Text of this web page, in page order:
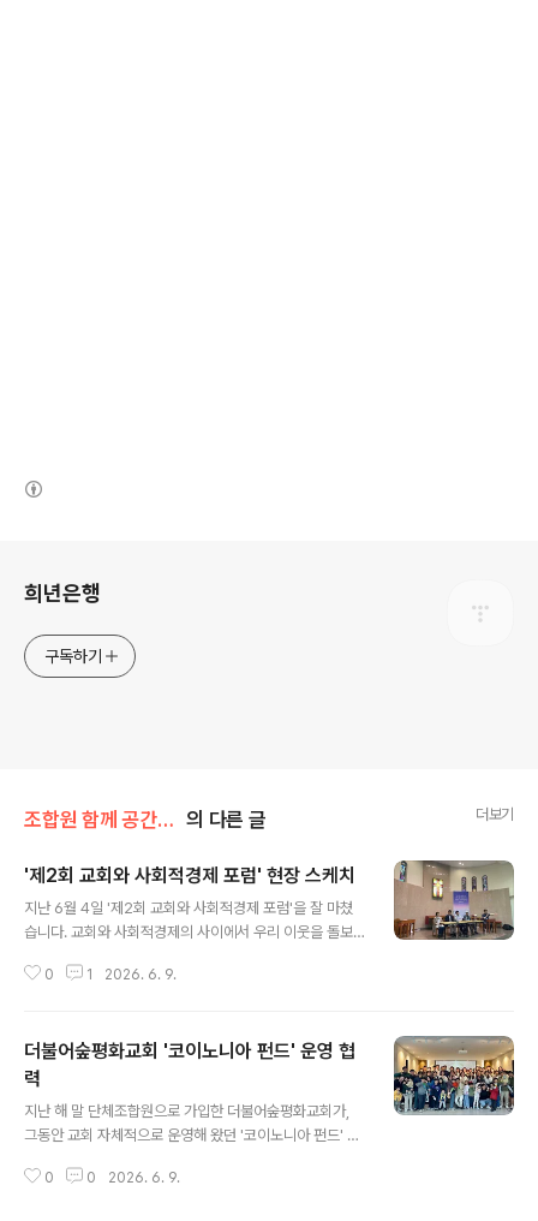
희년은행
구독하기
조합원 함께 공간/상담·대출·사역 and 오늘 의 다른 글 더보기
'제2회 교회와 사회적경제 포럼' 현장 스케치
지난 6월 4일 '제2회 교회와 사회적경제 포럼'을 잘 마쳤
습니다. 교회와 사회적경제의 사이에서 우리 이웃을 돌보
하신 모든 분들께 감사합니다. 각 발제 및 집담회를 영상으
보에 개재된 기사도 함께 공유합니다. https://www.kmi
b.co.kr/article/view.asp?arcid=0029919263&co
de=61171811&cp=nv&fbclid=IwY2xjawSUgBlle
HRuA2FlbQIxMABicmlkETFzd0ZGMGE3ZURiQX
DIwMDg5MgABHhDP..
0 1 2026. 6. 9.
더불어숲평화교회 '코이노니아 펀드' 운영 협
력
지난 해 말 단체조합원으로 가입한 더불어숲평화교회가,
그동안 교회 자체적으로 운영해 왔던 '코이노니아 펀드' 전
년은행과 전격적으로 협력하기로 했습니다. 감사한 연대입
0 0 2026. 6. 9.